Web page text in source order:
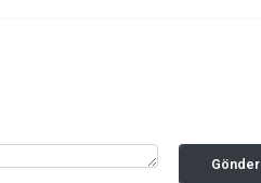
Gönder